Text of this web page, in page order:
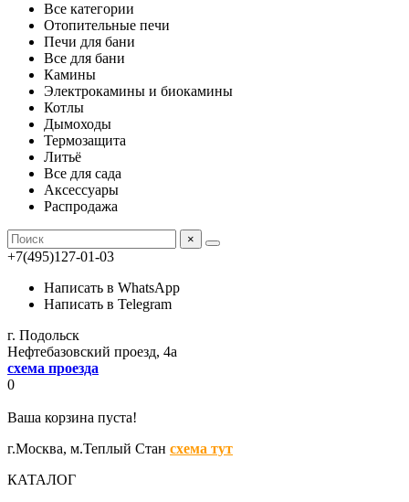
Все категории
Отопительные печи
Печи для бани
Все для бани
Камины
Электрокамины и биокамины
Котлы
Дымоходы
Термозащита
Литьё
Все для сада
Аксессуары
Распродажа
×
+7(495)127-01-03
Написать в WhatsApp
Написать в Telegram
г. Подольск
Нефтебазовский проезд, 4а
схема проезда
0
Ваша корзина пуста!
г.Москва, м.Теплый Стан схема тут
КАТАЛОГ